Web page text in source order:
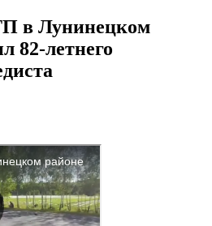
в Лунинецком
82-летнего